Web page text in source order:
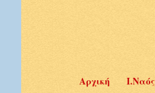
Αρχική Ι.Ναός